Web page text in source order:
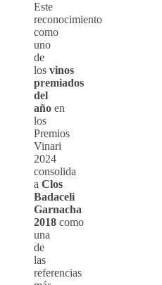
Este
reconocimiento
como
uno
de
los vinos
premiados
del
año en
los
Premios
Vinari
2024
consolida
a Clos
Badaceli
Garnacha
2018 como
una
de
las
referencias